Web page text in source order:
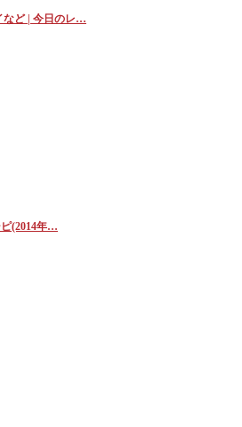
など | 今日のレ…
(2014年…